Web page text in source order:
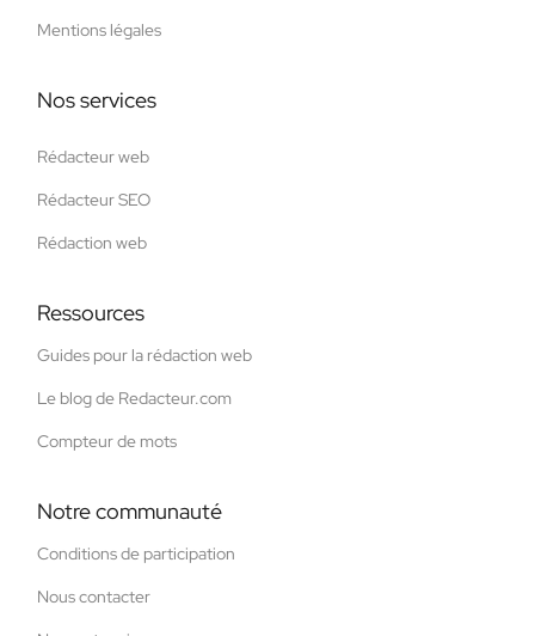
Mentions légales
Nos services
Rédacteur web
Rédacteur SEO
Rédaction web
Ressources
Guides pour la rédaction web
Le blog de Redacteur.com
Compteur de mots
Notre communauté
Conditions de participation
Nous contacter